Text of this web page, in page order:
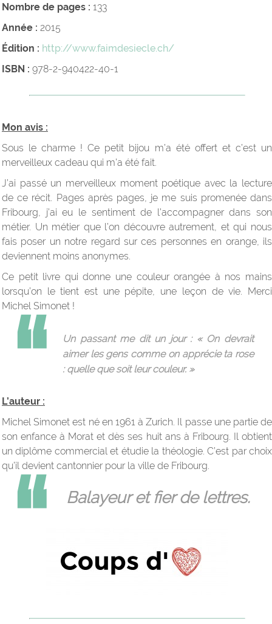
Nombre de pages : 133
Année : 2015
Édition : http://www.faimdesiecle.ch/
ISBN : 978-2-940422-40-1
Mon avis :
Sous le charme ! Ce petit bijou m’a été offert et c’est un
merveilleux cadeau qui m’a été fait.
J’ai passé un merveilleux moment poétique avec la lecture
de ce récit. Pages après pages, je me suis promenée dans
Fribourg, j’ai eu le sentiment de l’accompagner dans son
métier. Un métier que l’on découvre autrement, et qui nous
fais poser un notre regard sur ces personnes en orange, ils
deviennent moins anonymes.
Ce petit livre qui donne une couleur orangée à nos mains
lorsqu’on le tient est une pépite, une leçon de vie. Merci
Michel Simonet !
Un passant me dit un jour : « On devrait
aimer les gens comme on apprécie ta rose
: quelle que soit leur couleur. »
L’auteur :
Michel Simonet est né en 1961 à Zurich. Il passe une partie de
son enfance à Morat et dès ses huit ans à Fribourg. Il obtient
un diplôme commercial et étudie la théologie. C’est par choix
qu’il devient cantonnier pour la ville de Fribourg.
Balayeur et fier de lettres.